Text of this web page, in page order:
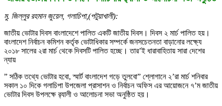
মু. জিল্লুর রহমান জুয়েল, গলাচিপা,(পটুয়াখালী):
জাতীয় ভোটার দিবস বাংলাদেশে পালিত একটি জাতীয় দিবস। দিবস ২ মার্চ পালিত হয়।
বাংলাদেশ নির্বাচন কমিশন কর্তৃক ভোটাধিকার সম্পর্কে জনসচেতনতা বাড়ানোর লক্ষ্যে
২০১৮ সালের ২রা মার্চ থেকে দিবসটি পালিত হচ্ছে। তার’ই ধারাবাহিতায় সারা দেশের
ন্যায়
” সঠিক তথ্যে ভোটার হবো, স্মার্ট বাংলাদেশ গড়ে তুলবো” শ্লোগানে ২’রা মার্চ শনিবার
সকাল ১০ দিকে গলাচিপা উপজেলা প্রাসাশন ও নির্বাচন অফিস এর আয়োজনে ৭’ম জাতীয়
ভোটার দিবস উপলক্ষে র‍্যালী ও আলোচনা সভা অনুষ্ঠিত হয়।